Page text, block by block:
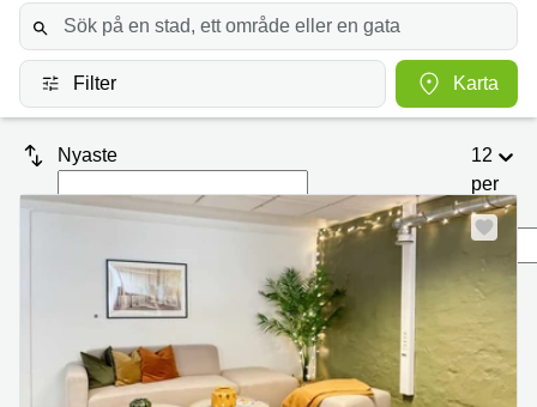
Lagerlokaler
Industrilokaler
Verkstad
Mötesrum
Uppsala
Norrköping
Skåne
Sollentuna
Stockholm
Kontorshotell
Göteborg
Coworking
Malmö
Östermalm
Kontorshotell
Huddinge
Pris
Logga in
Filter Karta
Nyaste
12
per
sida